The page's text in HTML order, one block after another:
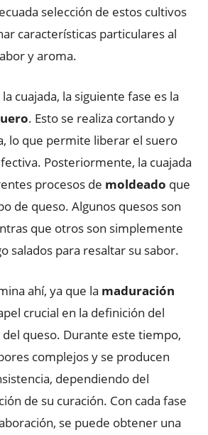
selección de estos cultivos
características particulares al
y aroma.
cuajada, la siguiente fase es la
. Esto se realiza cortando y
lo que permite liberar el suero
Posteriormente, la cuajada
procesos de moldeado que
de queso. Algunos quesos son
que otros son simplemente
salados para resaltar su sabor.
ahí, ya que la maduración
crucial en la definición del
queso. Durante este tiempo,
complejos y se producen
dependiendo del
de su curación. Con cada fase
se puede obtener una